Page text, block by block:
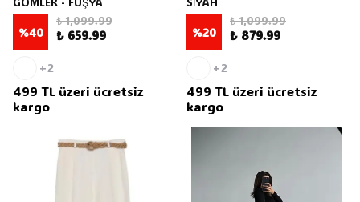
%40
₺ 1,099.99
₺ 659.99
+2
499 TL üzeri ücretsiz
kargo
%20
₺ 1,099.99
₺ 879.99
+2
499 TL üzeri ücretsiz
kargo